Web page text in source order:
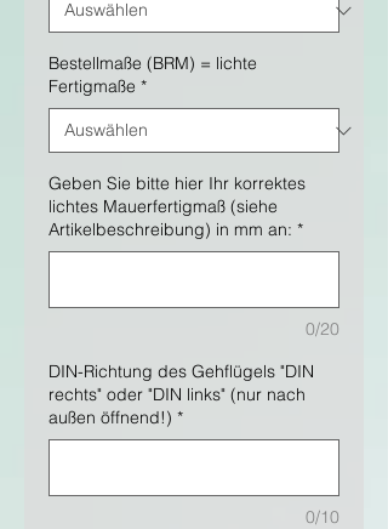
Bestellmaße (BRM) = lichte
Fertigmaße *
Geben Sie bitte hier Ihr korrektes
lichtes Mauerfertigmaß (siehe
Artikelbeschreibung) in mm an: *
0/20
DIN-Richtung des Gehflügels "DIN
rechts" oder "DIN links" (nur nach
außen öffnend!) *
0/10